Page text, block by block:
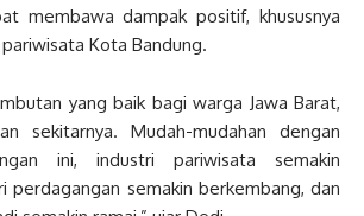
membawa dampak positif, khususnya
Kota Bandung.
yang baik bagi warga Jawa Barat,
sekitarnya. Mudah-mudahan dengan
ini, industri pariwisata semakin
perdagangan semakin berkembang, dan